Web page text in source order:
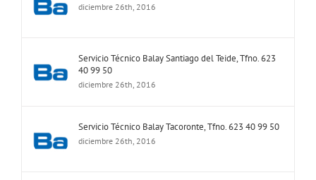
diciembre 26th, 2016
Servicio Técnico Balay Santiago del Teide, Tfno. 623
40 99 50
diciembre 26th, 2016
Servicio Técnico Balay Tacoronte, Tfno. 623 40 99 50
diciembre 26th, 2016